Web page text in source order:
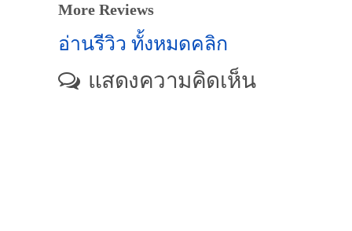
More Reviews
อ่านรีวิว ทั้งหมดคลิก
แสดงความคิดเห็น